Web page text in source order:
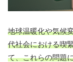
地球温暖化や気候
代社会における喫
て、これらの問題